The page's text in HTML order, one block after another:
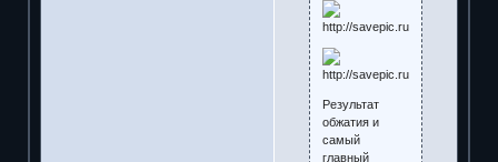
Результат
обжатия и
самый
главный